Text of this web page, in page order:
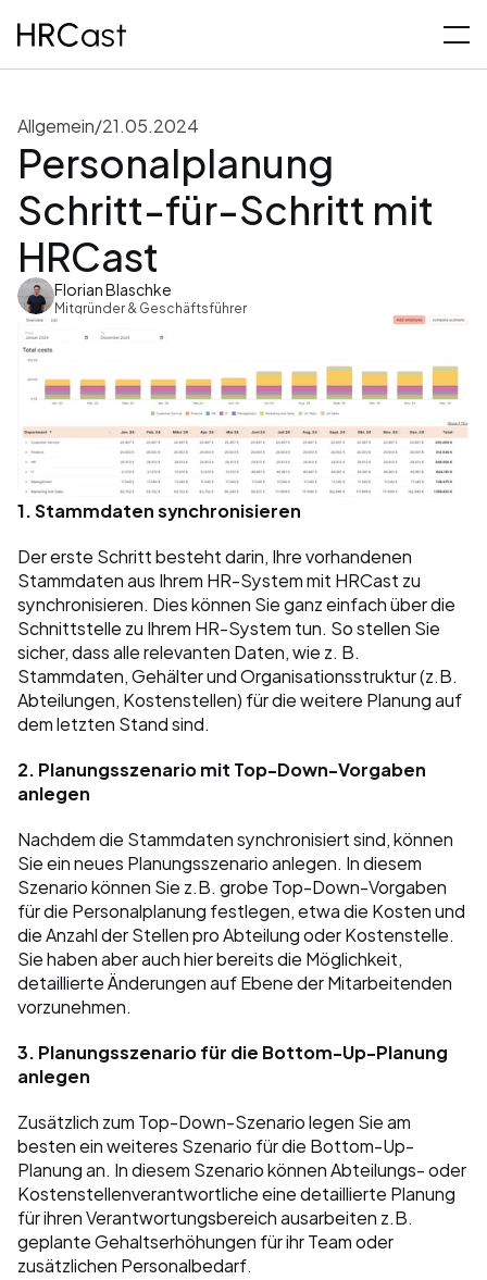
Allgemein/21.05.2024
Personalplanung
Schritt-für-Schritt mit
HRCast
Florian Blaschke
Mitgründer & Geschäftsführer
1. Stammdaten synchronisieren
Der erste Schritt besteht darin, Ihre vorhandenen
Stammdaten aus Ihrem HR-System mit HRCast zu
synchronisieren. Dies können Sie ganz einfach über die
Schnittstelle zu Ihrem HR-System tun. So stellen Sie
sicher, dass alle relevanten Daten, wie z. B.
Stammdaten, Gehälter und Organisationsstruktur (z.B.
Abteilungen, Kostenstellen) für die weitere Planung auf
dem letzten Stand sind.
2. Planungsszenario mit Top-Down-Vorgaben
anlegen
Nachdem die Stammdaten synchronisiert sind, können
Sie ein neues Planungsszenario anlegen. In diesem
Szenario können Sie z.B. grobe Top-Down-Vorgaben
für die Personalplanung festlegen, etwa die Kosten und
die Anzahl der Stellen pro Abteilung oder Kostenstelle.
Sie haben aber auch hier bereits die Möglichkeit,
detaillierte Änderungen auf Ebene der Mitarbeitenden
vorzunehmen.
3. Planungsszenario für die Bottom-Up-Planung
anlegen
Zusätzlich zum Top-Down-Szenario legen Sie am
besten ein weiteres Szenario für die Bottom-Up-
Planung an. In diesem Szenario können Abteilungs- oder
Kostenstellenverantwortliche eine detaillierte Planung
für ihren Verantwortungsbereich ausarbeiten z.B.
geplante Gehaltserhöhungen für ihr Team oder
zusätzlichen Personalbedarf.